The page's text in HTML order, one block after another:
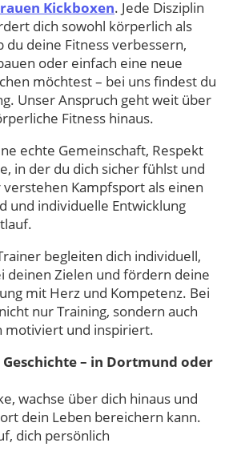
Kickboxen. Jede Disziplin
dich sowohl körperlich als
du deine Fitness verbessern,
oder einfach eine neue
möchtest – bei uns findest du
Unser Anspruch geht weit über
Fitness hinaus.
echte Gemeinschaft, Respekt
in der du dich sicher fühlst und
Kampfsport als einen
und individuelle Entwicklung
begleiten dich individuell,
deinen Zielen und fördern deine
mit Herz und Kompetenz. Bei
nur Training, sondern auch
motiviert und inspiriert.
– in Dortmund oder
wachse über dich hinaus und
dein Leben bereichern kann.
dich persönlich